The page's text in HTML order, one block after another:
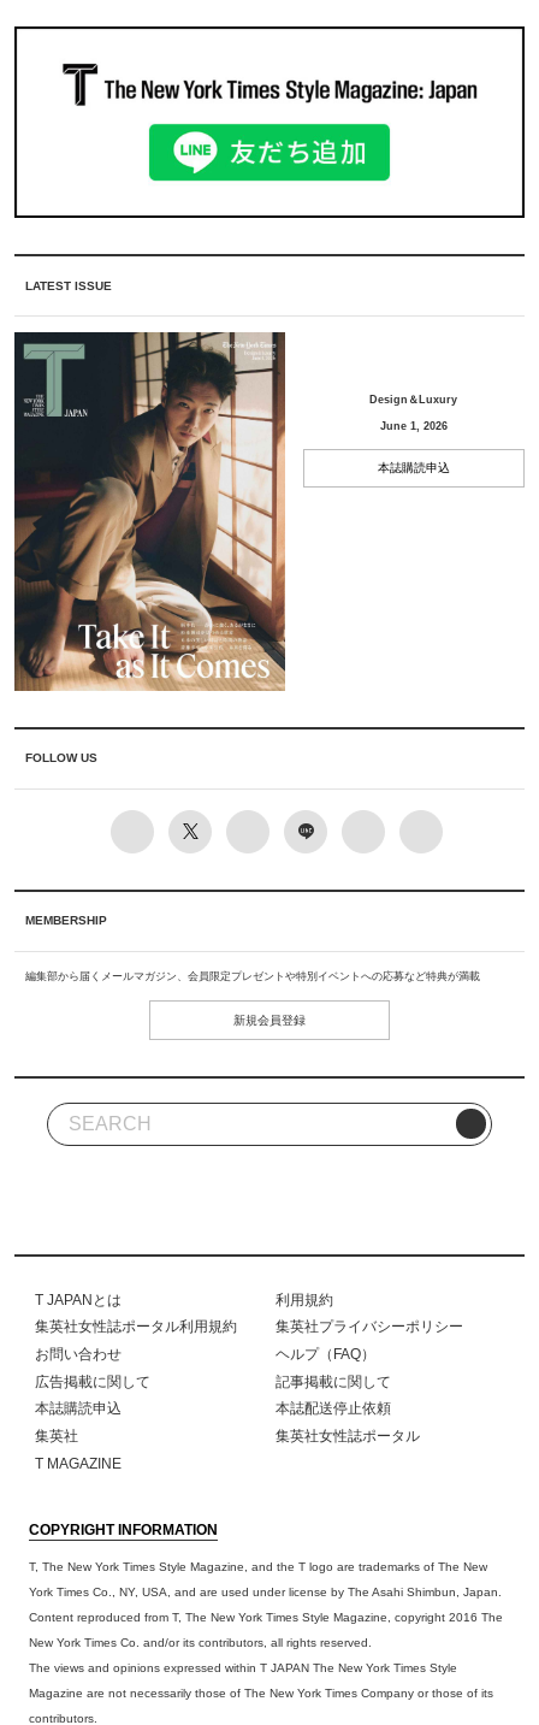
LATEST ISSUE
Design＆Luxury
June 1, 2026
本誌購読申込
FOLLOW US
MEMBERSHIP
編集部から届くメールマガジン、会員限定プレゼントや特別イベントへの応募など特典が満載
新規会員登録
T JAPANとは
利用規約
集英社女性誌ポータル利用規約
集英社プライバシーポリシー
お問い合わせ
ヘルプ（FAQ）
広告掲載に関して
記事掲載に関して
本誌購読申込
本誌配送停止依頼
集英社
集英社女性誌ポータル
T MAGAZINE
COPYRIGHT INFORMATION
T, The New York Times Style Magazine, and the T logo are trademarks of The New
York Times Co., NY, USA, and are used under license by The Asahi Shimbun, Japan.
Content reproduced from T, The New York Times Style Magazine, copyright 2016 The
New York Times Co. and/or its contributors, all rights reserved.
The views and opinions expressed within T JAPAN The New York Times Style
Magazine are not necessarily those of The New York Times Company or those of its
contributors.